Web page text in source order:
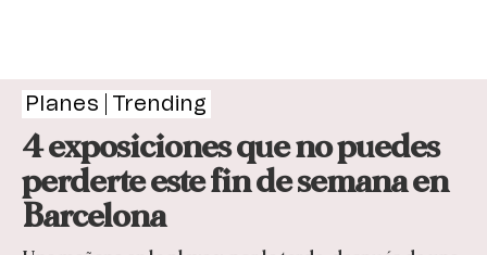
Planes Trending
4 exposiciones que no puedes
perderte este fin de semana en
Barcelona